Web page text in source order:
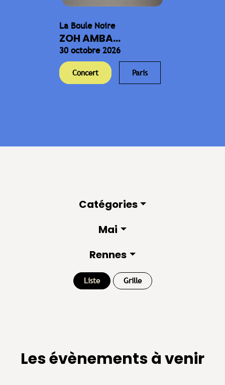
La Boule Noire
ZOH AMBA...
30 octobre 2026
Concert Paris
Catégories
Mai
Rennes
Liste Grille
Les évènements à venir